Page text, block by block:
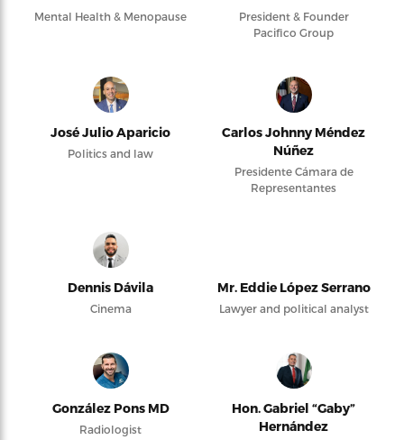
Mental Health & Menopause
President & Founder
Pacifico Group
José Julio Aparicio
Politics and law
Carlos Johnny Méndez
Núñez
Presidente Cámara de
Representantes
Dennis Dávila
Cinema
Mr. Eddie López Serrano
Lawyer and political analyst
González Pons MD
Radiologist
Hon. Gabriel “Gaby”
Hernández